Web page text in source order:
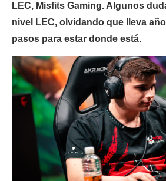
LEC, Misfits Gaming. Algunos
nivel LEC, olvidando que lleva
pasos para estar donde está.